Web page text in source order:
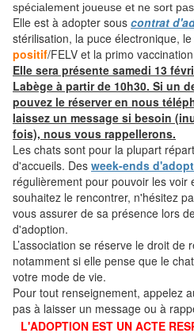
spécialement joueuse et ne sort
Elle est à adopter sous contrat
stérilisation, la puce électronique,
positif/FELV et la primo
Elle sera présente samedi 13
Labège à partir de 10h30. Si un
pouvez le réserver en nous
laissez un message si besoin
fois), nous vous rappellerons.
Les chats sont pour la plupart
d'accueils. Des week-ends
régulièrement pour pouvoir les voir
souhaitez le rencontrer, n'hésitez
vous assurer de sa présence lors
d'adoption.
L’association se réserve le droit de
notamment si elle pense que le
votre mode de vie.
Pour tout renseignement, appelez
pas à laisser un message ou à
L'ADOPTION EST UN ACTE